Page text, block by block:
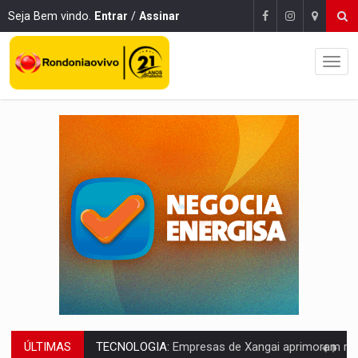
Seja Bem vindo. Entrar / Assinar
ÚLTIMAS PROTEGE A TERRA:China descobre como explodir asteroide com bomba